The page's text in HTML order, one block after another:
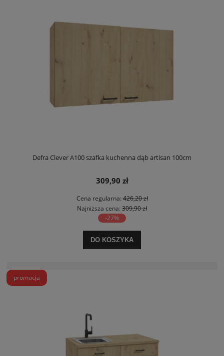
Defra Clever A100 szafka kuchenna dąb artisan 100cm
309,90 zł
Cena regularna:426,20 zł
Najniższa cena: 309,90 zł
-27%
DO KOSZYKA
promocja